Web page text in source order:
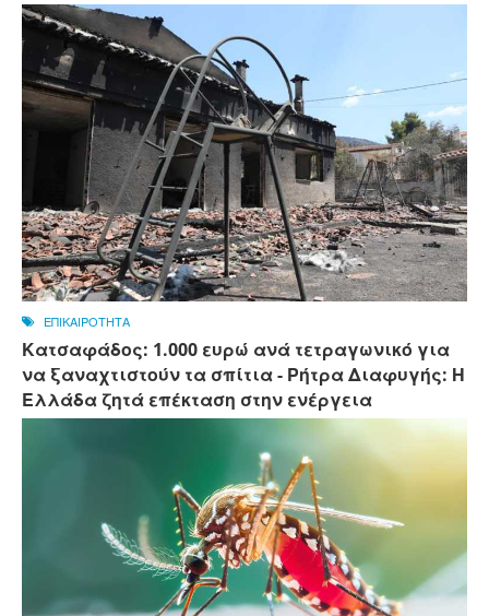
ΕΠΙΚΑΙΡΟΤΗΤΑ
Κατσαφάδος: 1.000 ευρώ ανά τετραγωνικό για
να ξαναχτιστούν τα σπίτια - Ρήτρα Διαφυγής: Η
Ελλάδα ζητά επέκταση στην ενέργεια